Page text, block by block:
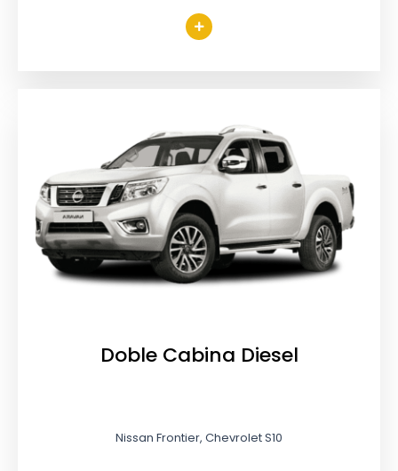
Doble Cabina Diesel
Nissan Frontier, Chevrolet S10